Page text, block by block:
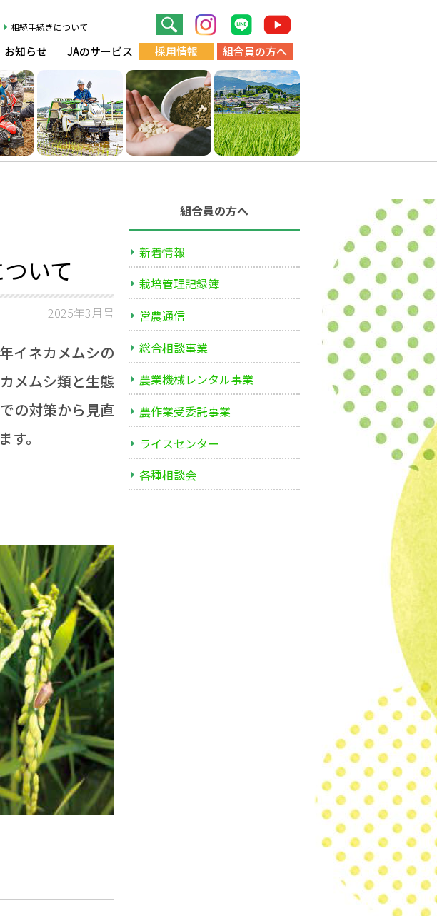
相続手続きについて
お知らせ JAのサービス 採用情報 組合員の方へ
いて
2025年3月号
イネカメムシの
メムシ類と生態
の対策から見直
。
組合員の方へ
新着情報
栽培管理記録簿
営農通信
総合相談事業
農業機械レンタル事業
農作業受委託事業
ライスセンター
各種相談会